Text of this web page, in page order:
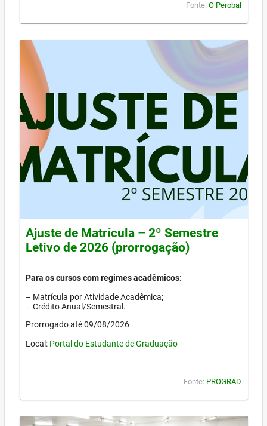
Fonte: O Perobal
Ajuste de Matrícula – 2º Semestre
Letivo de 2026 (prorrogação)
Para os cursos com regimes acadêmicos:
– Matrícula por Atividade Acadêmica;
– Crédito Anual/Semestral.
Prorrogado até 09/08/2026
Local: Portal do Estudante de Graduação
Fonte: PROGRAD